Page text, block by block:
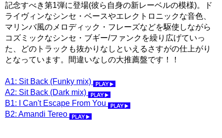
記念すべき第1弾に登場(彼ら自身の新レーベルの模様)。ド
ライヴィンなシンセ・ベースやエレクトロニックな音色、
マリンバ風のメロディック・フレーズなどを駆使しながら
コズミックなシンセ・ブギー/ファンクを繰り広げていっ
た、どのトラックも抜かりなしといえるさすがの仕上がり
となっています。間違いなしの大推薦盤です！！
A1: Sit Back (Funky mix)
A2: Sit Back (Dark mix)
B1: I Can't Escape From You
B2: Amandi Tereo